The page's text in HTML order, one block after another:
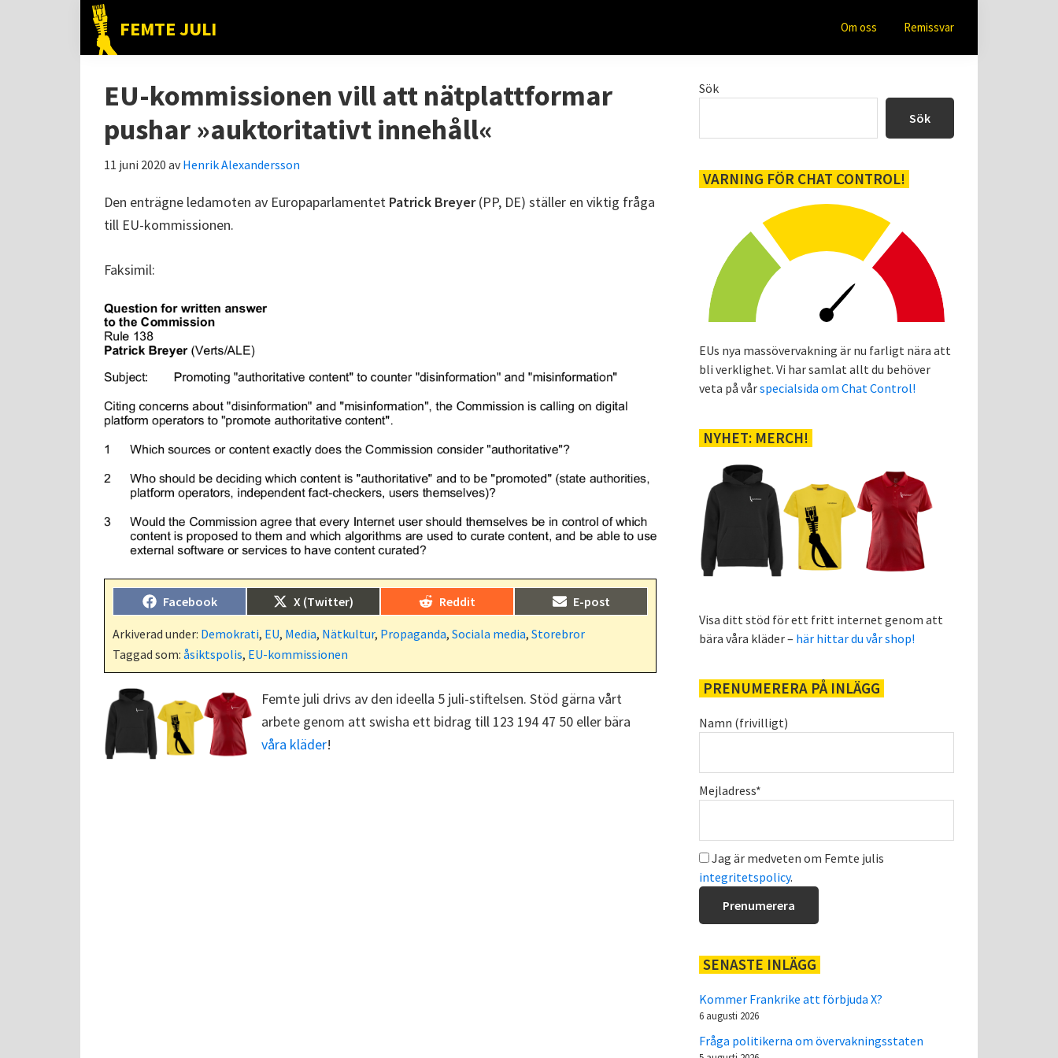
huvudnavigering
FEMTE JULI
Nätet
folket!
Om oss Remissvar
EU-kommissionen vill att nätplattformar
pushar »auktoritativt innehåll«
11 juni 2020 avHenrik Alexandersson
Den enträgne ledamoten av Europaparlamentet Patrick Breyer(PP, DE) ställer en viktig fråga
till EU-kommissionen.
Faksimil:
Dela
på
Facebook
Dela
på
X (Twitter)
Dela
på
Reddit
Dela
på
E-post
Arkiverad under: Demokrati, EU, Media, Nätkultur, Propaganda, Sociala media, Storebror
Taggad som: åsiktspolis, EU-kommissionen
Femte juli drivs av den ideella 5 juli-stiftelsen. Stöd gärna vårt
arbete genom att swisha ett bidrag till 123 194 47 50 eller bära
våra kläder!
Primärt
Sök
Sök
VARNING FÖR CHAT CONTROL!
EUs nya massövervakning är nu farligt nära att
bli verklighet. Vi har samlat allt du behöver
veta på vårspecialsida om Chat Control!
NYHET: MERCH!
Visa ditt stöd för ett fritt internet genom att
bära våra kläder – här hittar du vår shop!
PRENUMERERA PÅ INLÄGG
Namn (frivilligt)
Mejladress*
Jag är medveten om Femte julis
integritetspolicy.
SENASTE INLÄGG
Kommer Frankrike att förbjuda X?
6 augusti 2026
Fråga politikerna om övervakningsstaten